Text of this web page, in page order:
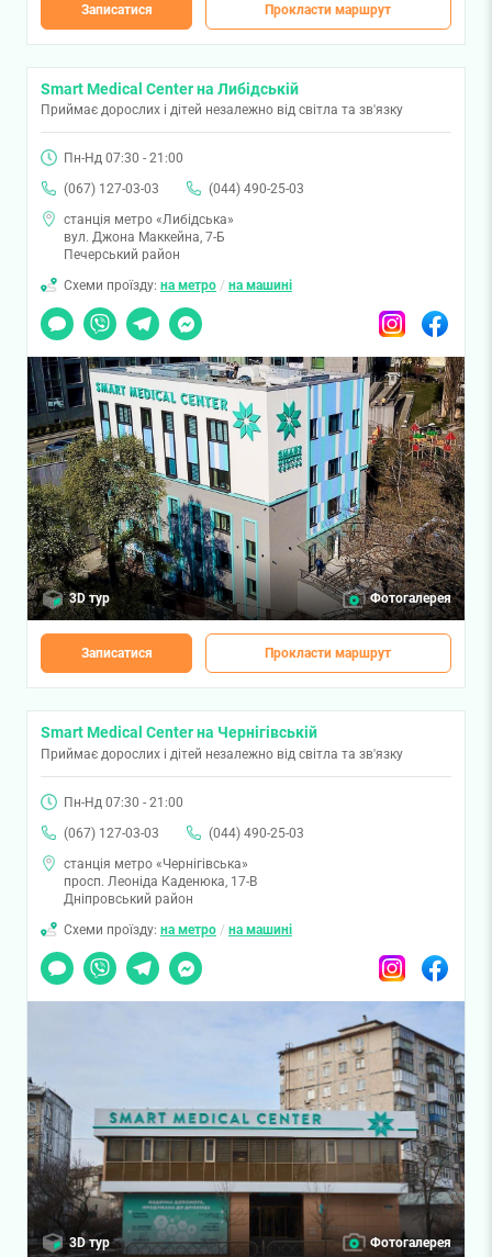
Записатися Прокласти маршрут
Smart Medical Center на Либідській
Приймає дорослих і дітей незалежно від світла та зв'язку
Пн-Нд 07:30 - 21:00
(067) 127-03-03
(044) 490-25-03
станція метро «Либідська»
вул. Джона Маккейна, 7-Б
Печерський район
Схеми проїзду: на метро / на машині
Чат
Viber TelegramMessenger InstagramFacebook
3D тур Фотогалерея
Записатися Прокласти маршрут
Smart Medical Center на Чернігівській
Приймає дорослих і дітей незалежно від світла та зв'язку
Пн-Нд 07:30 - 21:00
(067) 127-03-03
(044) 490-25-03
станція метро «Чернігівська»
просп. Леоніда Каденюка, 17-В
Дніпровський район
Схеми проїзду: на метро / на машині
Чат
Viber TelegramMessenger InstagramFacebook
3D тур Фотогалерея